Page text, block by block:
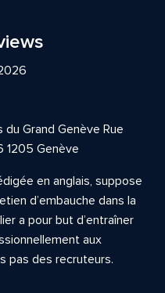
Grand Genève Rue
1205 Genève
en anglais, suppose
d’embauche dans la
a pour but d’entraîner
aux
pas des recruteurs.